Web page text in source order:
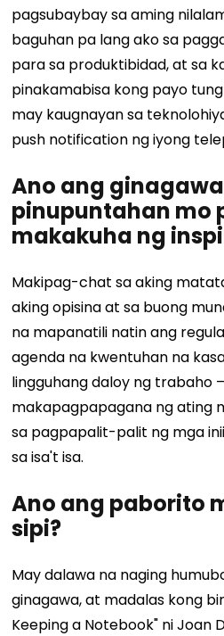
pagsubaybay sa aming
baguhan pa lang ako sa
para sa produktibidad, at sa
pinakamabisa kong payo
may kaugnayan sa
push notification ng iyong
Ano ang
pinupuntahan mo
makakuha ng
Makipag-chat sa aking
aking opisina at sa buong
na mapanatili natin ang
agenda na kwentuhan na
lingguhang daloy ng trabaho
makapagpapagana ng ating
sa pagpapalit-palit ng mga
sa isa't isa.
Ano ang paborito
sipi?
May dalawa na naging
ginagawa, at madalas kong
Keeping a Notebook" ni Joan